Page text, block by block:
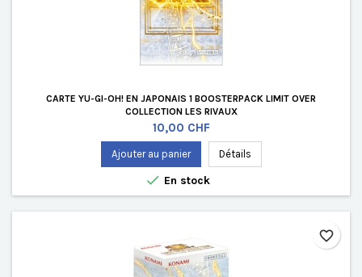
CARTE YU-GI-OH! EN JAPONAIS 1 BOOSTERPACK LIMIT OVER
COLLECTION LES RIVAUX
Prix
10,00 CHF
Ajouter au panier Détails
 En stock
favorite_border